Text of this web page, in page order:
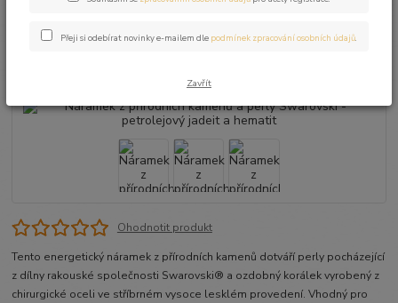
perly Swarovski - petrolejový
Ohodnotit produkt
Tento energetický náramek z přírodních kamenů dotváří perly pocházející
z dílny rakouské společnosti Swarovski® a ozdobný korálek vyrobený z
chirurgické oceli ve stříbrném vysoce lesklém provedení. Vhodný pro
Přeji si odebírat novinky e-mailem dle podmínek zpracování osobních údajů
Zavřít